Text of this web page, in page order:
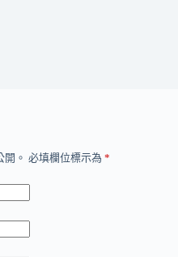
。 必填欄位標示為 *